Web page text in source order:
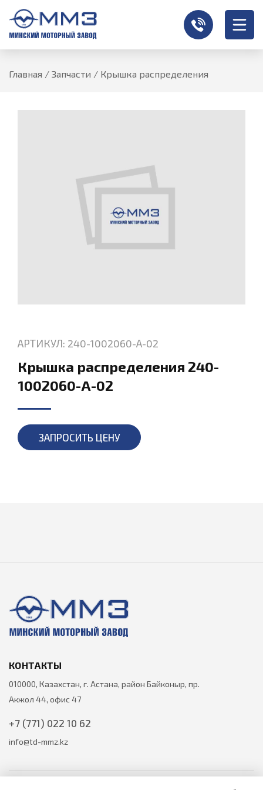
Главная / Запчасти / Крышка распределения
АРТИКУЛ: 240-1002060-А-02
Крышка распределения 240-
1002060-А-02
ЗАПРОСИТЬ ЦЕНУ
КОНТАКТЫ
010000, Казахстан, г. Астана, район Байконыр, пр.
Акжол 44, офис 47
+7 (771) 022 10 62
info@td-mmz.kz